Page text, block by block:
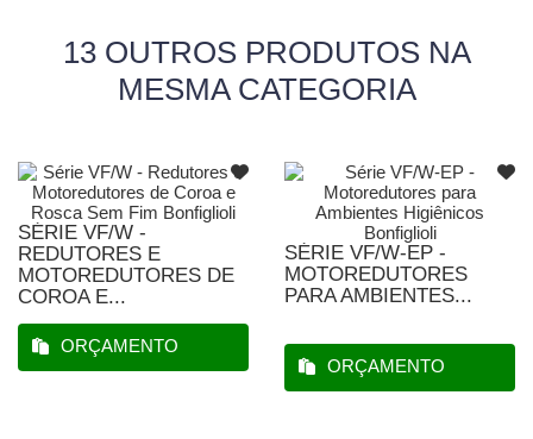
13 OUTROS PRODUTOS NA
MESMA CATEGORIA
SÉRIE VF/W -
REDUTORES E
MOTOREDUTORES DE
COROA E...
ORÇAMENTO
SÉRIE VF/W-EP -
MOTOREDUTORES
PARA AMBIENTES...
ORÇAMENTO